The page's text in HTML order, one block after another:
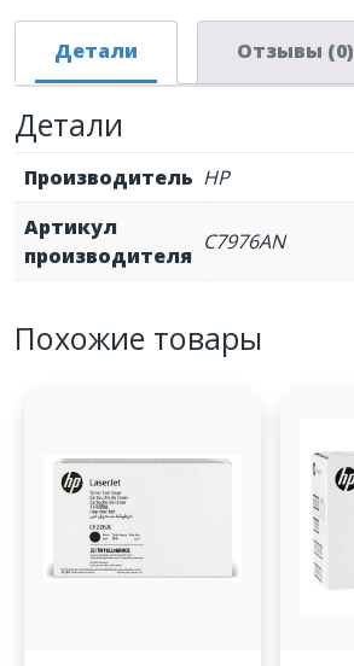
data
cartridge,
(20*C7976L)
Детали Отзывы (0)
Детали
Производитель HP
Артикул
производителя
C7976AN
Похожие товары